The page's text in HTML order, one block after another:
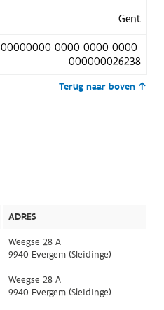
Gent
00000000-0000-0000-0000-
000000026238
Terug naar boven
ADRES
Weegse 28 A
9940 Evergem (Sleidinge)
Weegse 28 A
9940 Evergem (Sleidinge)